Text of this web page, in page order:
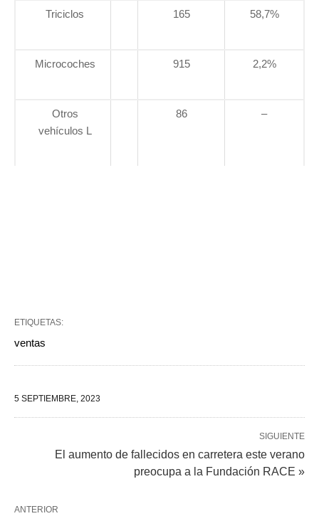
Triciclos 165 58,7%
Microcoches 915 2,2%
Otros
vehículos L
86 –
ETIQUETAS:
ventas
5 SEPTIEMBRE, 2023
SIGUIENTE
El aumento de fallecidos en carretera este verano
preocupa a la Fundación RACE »
ANTERIOR